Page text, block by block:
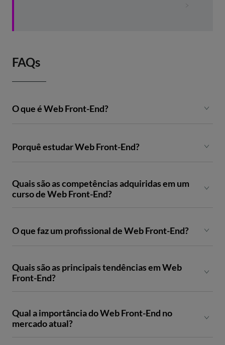
FAQs
O que é Web Front-End?
Porquê estudar Web Front-End?
Quais são as competências adquiridas em um
curso de Web Front-End?
O que faz um profissional de Web Front-End?
Quais são as principais tendências em Web
Front-End?
Qual a importância do Web Front-End no
mercado atual?